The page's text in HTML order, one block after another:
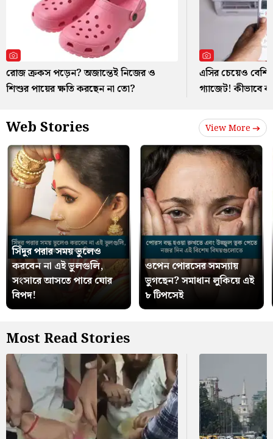
রোজ ক্রকস পড়েন? অজান্তেই নিজের ও
শিশুর পায়ের ক্ষতি করছেন না তো?
এসির চেয়েও বেশি
গ্যাজেট! কীভাবে
Web Stories View More
সিঁদুর পরার সময় ভুলেও
করবেন না এই ভুলগুলি,
সংসারে আসতে পারে ঘোর
বিপদ!
ওপেন পোরসের সমস্যায়
ভুগছেন? সমাধান লুকিয়ে এই
৮ টিপসেই
Most Read Stories